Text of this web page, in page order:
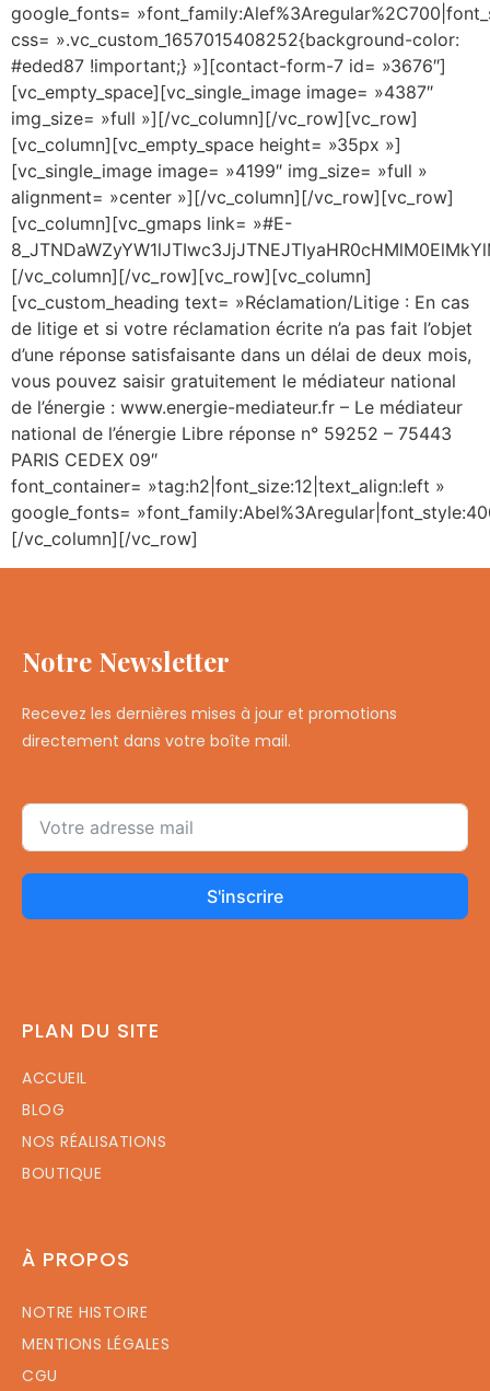
google_fonts=
css= ».vc_custom_1657015408252{background-color:
#eded87 !important;} »][contact-form-7 id= »3676″]
[vc_empty_space][vc_single_image image= »4387″
img_size= »full »][/vc_column][/vc_row][vc_row]
[vc_column][vc_empty_space height= »35px »]
[vc_single_image image= »4199″ img_size= »full »
alignment= »center »][/vc_column][/vc_row][vc_row]
[vc_column][vc_gmaps link= »#E-
[/vc_column][/vc_row][vc_row][vc_column]
[vc_custom_heading text= »Réclamation/Litige : En cas
de litige et si votre réclamation écrite n’a pas fait l’objet
d’une réponse satisfaisante dans un délai de deux mois,
vous pouvez saisir gratuitement le médiateur national
de l’énergie : www.energie-mediateur.fr – Le médiateur
national de l’énergie Libre réponse n° 59252 – 75443
PARIS CEDEX 09″
font_container= »tag:h2|font_size:12|text_align:left »
google_fonts=
[/vc_column][/vc_row]
Notre Newsletter
Recevez les dernières mises à jour et promotions
directement dans votre boîte mail.
S'inscrire
PLAN DU SITE
ACCUEIL
BLOG
NOS RÉALISATIONS
BOUTIQUE
À PROPOS
NOTRE HISTOIRE
MENTIONS LÉGALES
CGU